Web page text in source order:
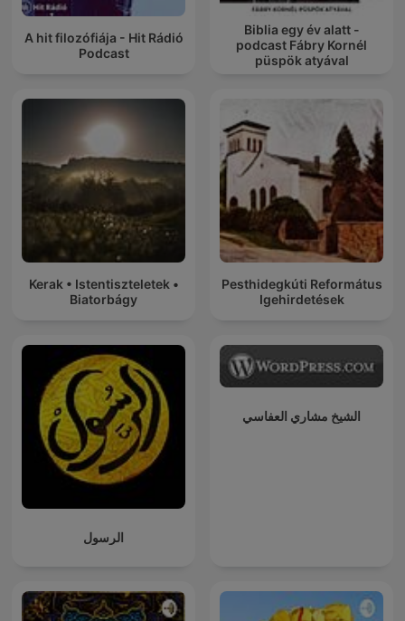
A hit filozófiája - Hit Rádió
Podcast
Biblia egy év alatt -
podcast Fábry Kornél
püspök atyával
Kerak • Istentiszteletek •
Biatorbágy
Pesthidegkúti Református
Igehirdetések
الرسول
الشيخ مشاري العفاسي